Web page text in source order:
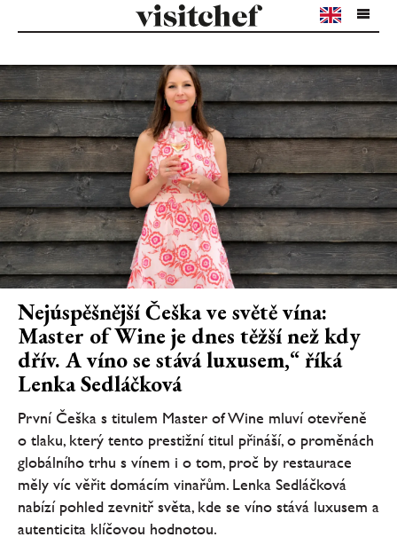
Nejúspěšnější Češka ve světě vína:
Master of Wine je dnes těžší než kdy
dřív. A víno se stává luxusem,“ říká
Lenka Sedláčková
První Češka s titulem Master of Wine mluví otevřeně
o tlaku, který tento prestižní titul přináší, o proměnách
globálního trhu s vínem i o tom, proč by restaurace
měly víc věřit domácím vinařům. Lenka Sedláčková
nabízí pohled zevnitř světa, kde se víno stává luxusem a
autenticita klíčovou hodnotou.